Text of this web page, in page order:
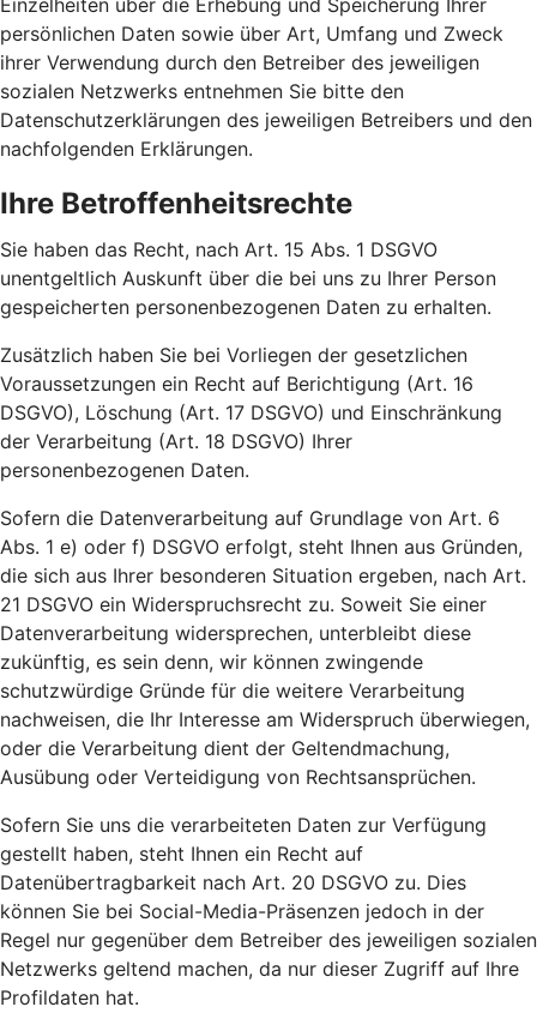
Einzelheiten über die Erhebung und Speicherung Ihrer
persönlichen Daten sowie über Art, Umfang und Zweck
ihrer Verwendung durch den Betreiber des jeweiligen
sozialen Netzwerks entnehmen Sie bitte den
Datenschutzerklärungen des jeweiligen Betreibers und den
nachfolgenden Erklärungen.
Ihre Betroffenheitsrechte
Sie haben das Recht, nach Art. 15 Abs. 1 DSGVO
unentgeltlich Auskunft über die bei uns zu Ihrer Person
gespeicherten personenbezogenen Daten zu erhalten.
Zusätzlich haben Sie bei Vorliegen der gesetzlichen
Voraussetzungen ein Recht auf Berichtigung (Art. 16
DSGVO), Löschung (Art. 17 DSGVO) und Einschränkung
der Verarbeitung (Art. 18 DSGVO) Ihrer
personenbezogenen Daten.
Sofern die Datenverarbeitung auf Grundlage von Art. 6
Abs. 1 e) oder f) DSGVO erfolgt, steht Ihnen aus Gründen,
die sich aus Ihrer besonderen Situation ergeben, nach Art.
21 DSGVO ein Widerspruchsrecht zu. Soweit Sie einer
Datenverarbeitung widersprechen, unterbleibt diese
zukünftig, es sein denn, wir können zwingende
schutzwürdige Gründe für die weitere Verarbeitung
nachweisen, die Ihr Interesse am Widerspruch überwiegen,
oder die Verarbeitung dient der Geltendmachung,
Ausübung oder Verteidigung von Rechtsansprüchen.
Sofern Sie uns die verarbeiteten Daten zur Verfügung
gestellt haben, steht Ihnen ein Recht auf
Datenübertragbarkeit nach Art. 20 DSGVO zu. Dies
können Sie bei Social-Media-Präsenzen jedoch in der
Regel nur gegenüber dem Betreiber des jeweiligen sozialen
Netzwerks geltend machen, da nur dieser Zugriff auf Ihre
Profildaten hat.